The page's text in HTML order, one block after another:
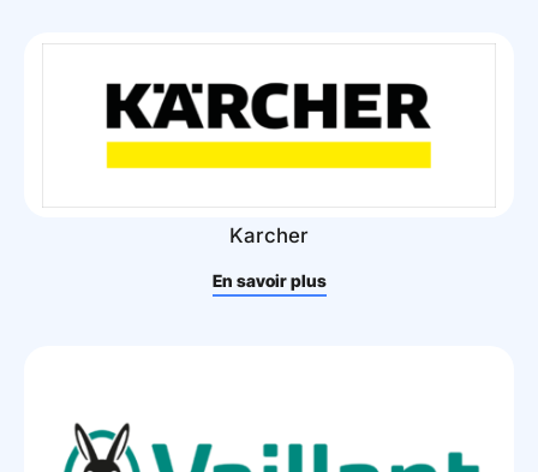
Karcher
En savoir plus